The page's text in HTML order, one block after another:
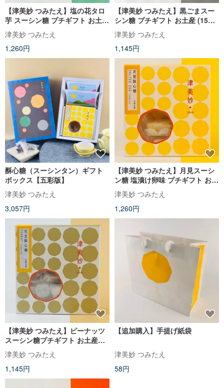
【津美妙 つみたえ】塩の花タロ
芋 スーシン糖 プチギフト お土産
(12個入)
津美妙 つみたえ
1,260円
【津美妙 つみたえ】黒ごまスー
シン糖 プチギフト お土産 (15個
入)
津美妙 つみたえ
1,145円
酥心糖（スーシンタン）ギフト
ボックス【五彩版】
津美妙 つみたえ
3,057円
【津美妙 つみたえ】月見スーシ
ン糖 塩漬け卵味 プチギフト お土
産 (15個入)
津美妙 つみたえ
1,260円
【津美妙 つみたえ】ピーナッツ
スーシン糖プチギフト お土産
(15個入)
津美妙 つみたえ
1,145円
【追加購入】手提げ紙袋
津美妙 つみたえ
58円